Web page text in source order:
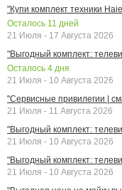
"Купи комплект техники
Осталось 11 дней
21 Июля - 17 Августа 2026
"Выгодный комплект:
Осталось 4 дня
21 Июля - 10 Августа 2026
"Сервисные привилегии |
21 Июля - 11 Августа 2026
"Выгодный комплект:
21 Июля - 10 Августа 2026
"Выгодный комплект:
21 Июля - 10 Августа 2026